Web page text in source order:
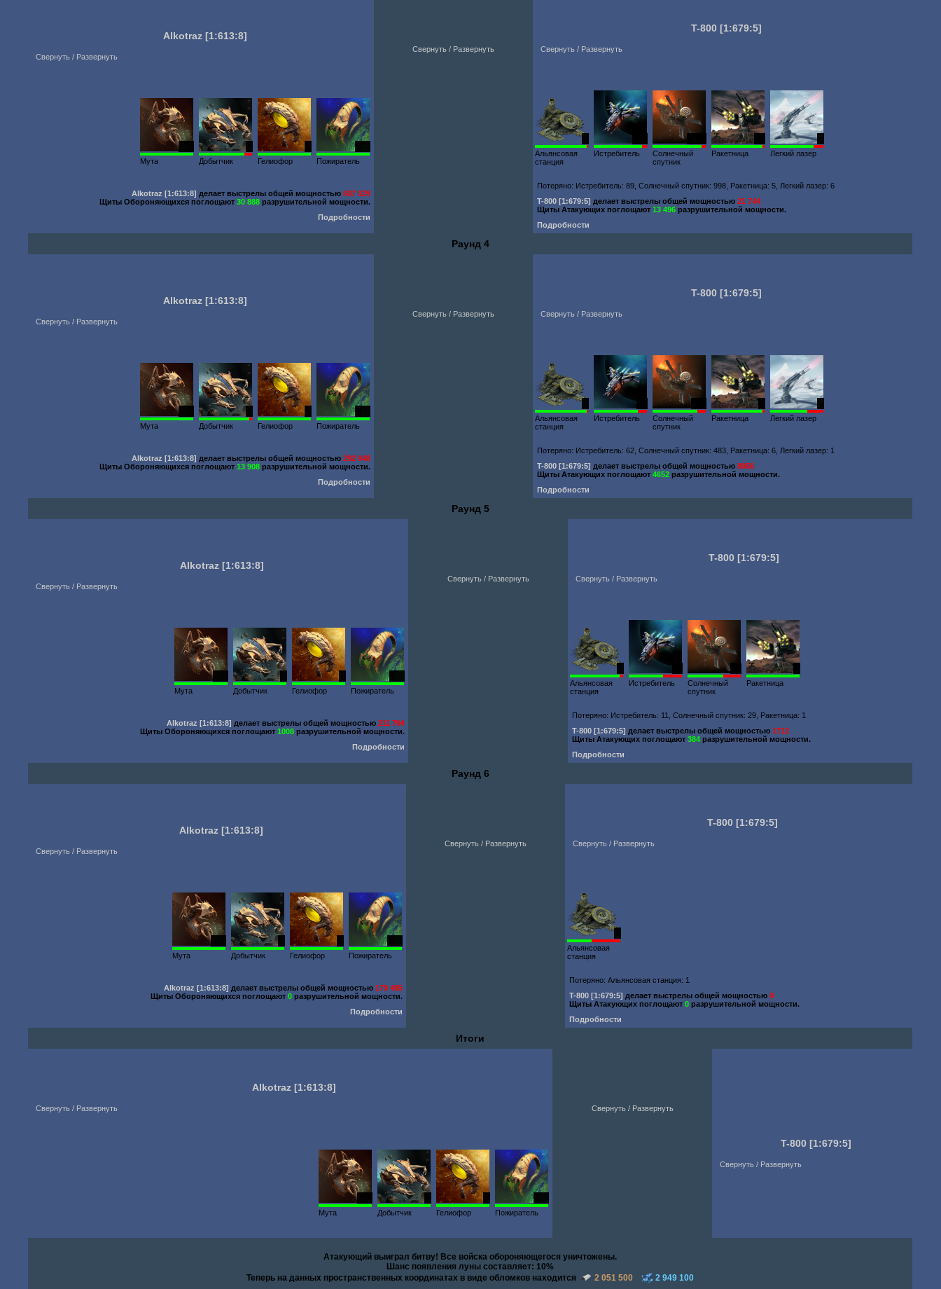
Alkotraz [1:613:8]
Свернуть / Развернуть
Мута
Добытчик
Гелиофор
Пожиратель
Alkotraz [1:613:8] делает выстрелы общей мощностью607 029
Щиты Обороняющихся поглощают30 888 разрушительной мощности.
Подробности
Свернуть / Развернуть
T-800 [1:679:5]
Свернуть / Развернуть
Альянсовая
станция
Истребитель
Солнечный
спутник
Ракетница
Легкий лазер
Потеряно: Истребитель: 89, Солнечный спутник: 998, Ракетница: 5, Легкий лазер: 6
T-800 [1:679:5] делает выстрелы общей мощностью21 744
Щиты Атакующих поглощают13 496 разрушительной мощности.
Подробности
Раунд 4
Alkotraz [1:613:8]
Свернуть / Развернуть
Мута
Добытчик
Гелиофор
Пожиратель
Alkotraz [1:613:8] делает выстрелы общей мощностью292 948
Щиты Обороняющихся поглощают13 908 разрушительной мощности.
Подробности
Свернуть / Развернуть
T-800 [1:679:5]
Свернуть / Развернуть
Альянсовая
станция
Истребитель
Солнечный
спутник
Ракетница
Легкий лазер
Потеряно: Истребитель: 62, Солнечный спутник: 483, Ракетница: 6, Легкий лазер: 1
T-800 [1:679:5] делает выстрелы общей мощностью8056
Щиты Атакующих поглощают4652 разрушительной мощности.
Подробности
Раунд 5
Alkotraz [1:613:8]
Свернуть / Развернуть
Мута
Добытчик
Гелиофор
Пожиратель
Alkotraz [1:613:8] делает выстрелы общей мощностью211 794
Щиты Обороняющихся поглощают1008 разрушительной мощности.
Подробности
Свернуть / Развернуть
T-800 [1:679:5]
Свернуть / Развернуть
Альянсовая
станция
Истребитель
Солнечный
спутник
Ракетница
Потеряно: Истребитель: 11, Солнечный спутник: 29, Ракетница: 1
T-800 [1:679:5] делает выстрелы общей мощностью1712
Щиты Атакующих поглощают384 разрушительной мощности.
Подробности
Раунд 6
Alkotraz [1:613:8]
Свернуть / Развернуть
Мута
Добытчик
Гелиофор
Пожиратель
Alkotraz [1:613:8] делает выстрелы общей мощностью179 485
Щиты Обороняющихся поглощают0 разрушительной мощности.
Подробности
Свернуть / Развернуть
T-800 [1:679:5]
Свернуть / Развернуть
Альянсовая
станция
Потеряно: Альянсовая станция: 1
T-800 [1:679:5] делает выстрелы общей мощностью0
Щиты Атакующих поглощают0 разрушительной мощности.
Подробности
Итоги
Alkotraz [1:613:8]
Свернуть / Развернуть
Мута
Добытчик
Гелиофор
Пожиратель
Свернуть / Развернуть
T-800 [1:679:5]
Свернуть / Развернуть
Атакующий выиграл битву! Все войска обороняющегося уничтожены.
Шанс появления луны составляет: 10%
Теперь на данных пространственных координатах в виде обломков находится
2 051 500 2 949 100